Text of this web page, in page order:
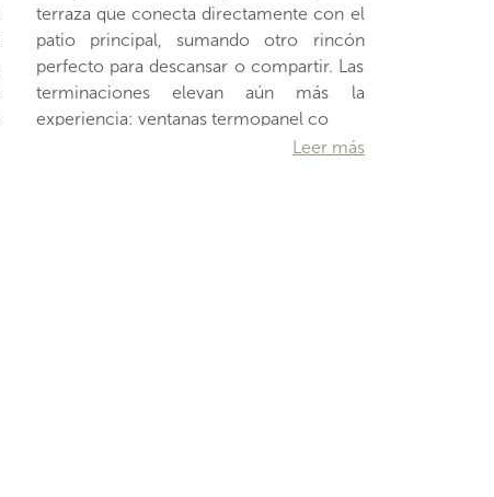
terraza que conecta directamente con el
patio principal, sumando otro rincón
perfecto para descansar o compartir. Las
terminaciones elevan aún más la
experiencia: ventanas termopanel co
Leer más